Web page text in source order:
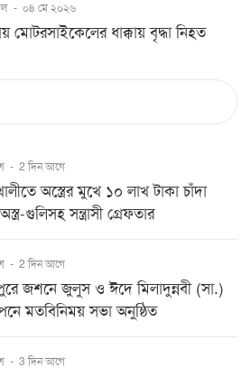
- ০৪ মে ২০২৬
মোটরসাইকেলের ধাক্কায় বৃদ্ধা নিহত
- 2 দিন আগে
অস্ত্রের মুখে ১০ লাখ টাকা চাঁদা
গুলিসহ সন্ত্রাসী গ্রেফতার
- 2 দিন আগে
জশনে জুলুস ও ঈদে মিলাদুন্নবী (সা.)
মতবিনিময় সভা অনুষ্ঠিত
- 3 দিন আগে